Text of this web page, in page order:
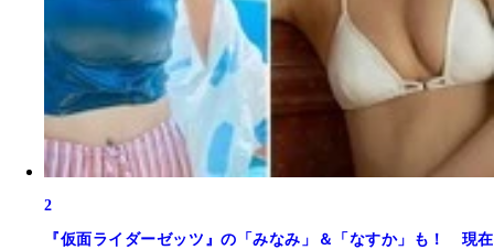
2
『仮面ライダーゼッツ』の「みなみ」＆「なすか」も！ 現在